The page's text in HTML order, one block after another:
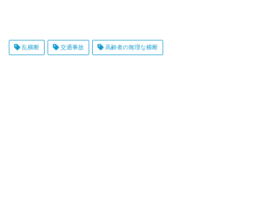
乱横断 交通事故 高齢者の無理な横断